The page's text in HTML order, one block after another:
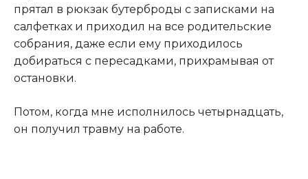
прятал в рюкзак бутерброды с записками на
салфетках и приходил на все родительские
собрания, даже если ему приходилось
добираться с пересадками, прихрамывая от
остановки.
Потом, когда мне исполнилось четырнадцать,
он получил травму на работе.